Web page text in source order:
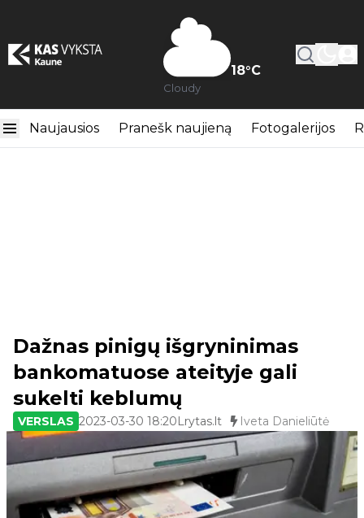
18°C
Cloudy
Naujausios Pranešk naujieną Fotogalerijos
Dažnas pinigų išgryninimas
bankomatuose ateityje gali
sukelti keblumų
VERSLAS 2023-03-30 18:20Lrytas.lt Iveta Danieliūtė